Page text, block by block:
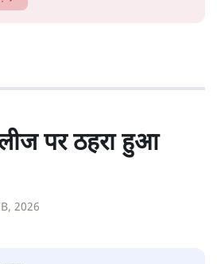
पर ठहरा हुआ
2026